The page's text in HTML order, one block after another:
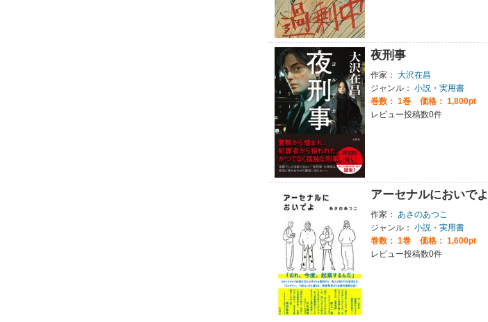
夜刑事
作家： 大沢在昌
ジャンル： 小説・実用書
巻数： 1巻
価格： 1,800pt
レビュー投稿数0件
アーセナルにおいでよ
作家： あさのあつこ
ジャンル： 小説・実用書
巻数： 1巻
価格： 1,600pt
レビュー投稿数0件